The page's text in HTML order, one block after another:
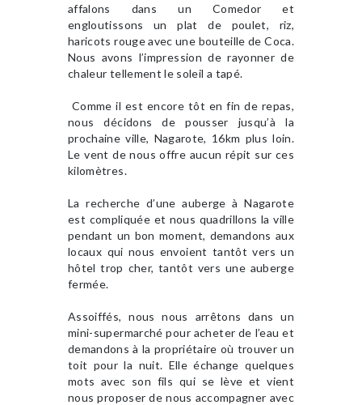
affalons dans un Comedor et
engloutissons un plat de poulet, riz,
haricots rouge avec une bouteille de Coca.
Nous avons l’impression de rayonner de
chaleur tellement le soleil a tapé.
Comme il est encore tôt en fin de repas,
nous décidons de pousser jusqu’à la
prochaine ville, Nagarote, 16km plus loin.
Le vent de nous offre aucun répit sur ces
kilomètres.
La recherche d’une auberge à Nagarote
est compliquée et nous quadrillons la ville
pendant un bon moment, demandons aux
locaux qui nous envoient tantôt vers un
hôtel trop cher, tantôt vers une auberge
fermée.
Assoiffés, nous nous arrêtons dans un
mini-supermarché pour acheter de l’eau et
demandons à la propriétaire où trouver un
toit pour la nuit. Elle échange quelques
mots avec son fils qui se lève et vient
nous proposer de nous accompagner avec